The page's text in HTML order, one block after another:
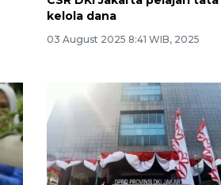
kelola dana
03 August 2025 8:41 WIB, 2025